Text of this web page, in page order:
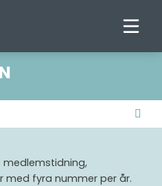
medlemstidning,
med fyra nummer per år.